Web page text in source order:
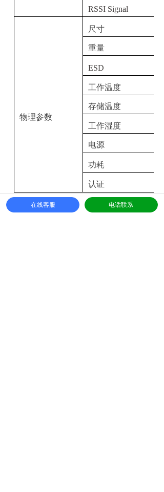
RSSI Signal
物理参数
尺寸
重量
ESD
工作温度
存储温度
工作湿度
电源
功耗
认证
在线客服 电话联系